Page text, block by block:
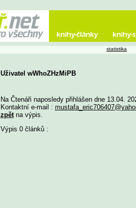
Uživatel wWhoZHzMiPB
Na Čtenáři naposledy přihlášen dne 13.04.
Kontaktní e-mail :
zpětna výpis.
Výpis 0 článků :
statistika